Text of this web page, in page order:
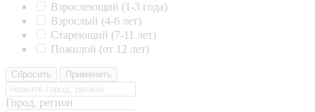
Взрослеющий (1-3 года)
Взрослый (4-6 лет)
Стареющий (7-11 лет)
Пожилой (от 12 лет)
Сбросить Применить
Город, регион